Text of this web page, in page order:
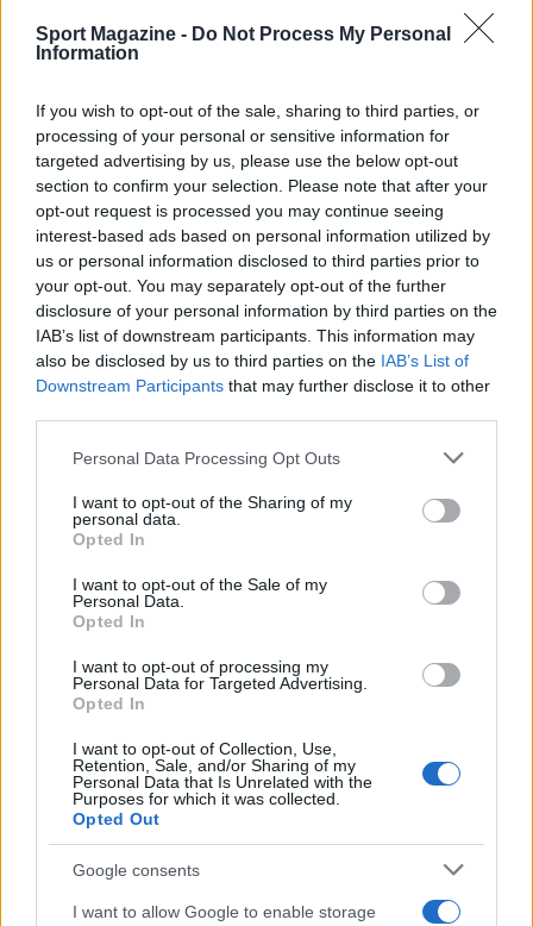
Sport Magazine - Do Not Process My Personal
Information
If you wish to opt-out of the sale, sharing to third parties, or
processing of your personal or sensitive information for
targeted advertising by us, please use the below opt-out
section to confirm your selection. Please note that after your
opt-out request is processed you may continue seeing
interest-based ads based on personal information utilized by
us or personal information disclosed to third parties prior to
your opt-out. You may separately opt-out of the further
disclosure of your personal information by third parties on the
IAB’s list of downstream participants. This information may
also be disclosed by us to third parties on the IAB’s List of
Downstream Participants that may further disclose it to other
Please note that this website/app uses one or more Google
not limited to your visit or usage behaviour. You may click to
grant or deny consent to Google and its third-party tags to
use your data for below specified purposes in below Google
consent section.
Personal Data Processing Opt Outs
I want to opt-out of the Sharing of my
personal data.
Opted In
I want to opt-out of the Sale of my
Personal Data.
Opted In
I want to opt-out of processing my
Personal Data for Targeted Advertising.
Opted In
I want to opt-out of Collection, Use,
Retention, Sale, and/or Sharing of my
Personal Data that Is Unrelated with the
Purposes for which it was collected.
Opted Out
Google consents
I want to allow Google to enable storage
Scoperte carcasse di moto e motori in container
destinati al Senegal
Ilaria Mauri · 4 Ago 2026
NOTIZIE
Nuova Zelanda: ondata di freddo eccezionale porta
Francesca Lombardi · 4 Ago 2026